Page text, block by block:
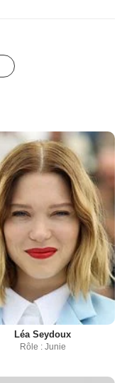
Léa Seydoux
Rôle : Junie